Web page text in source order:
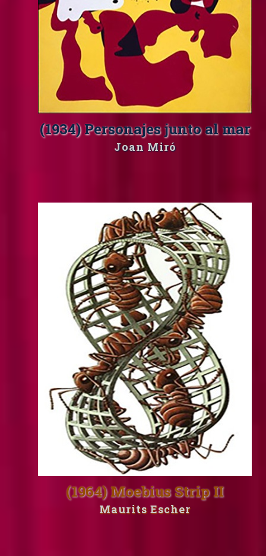
(1934) Personajes junto al mar
Joan Miró
(1964) Moebius Strip II
Maurits Escher